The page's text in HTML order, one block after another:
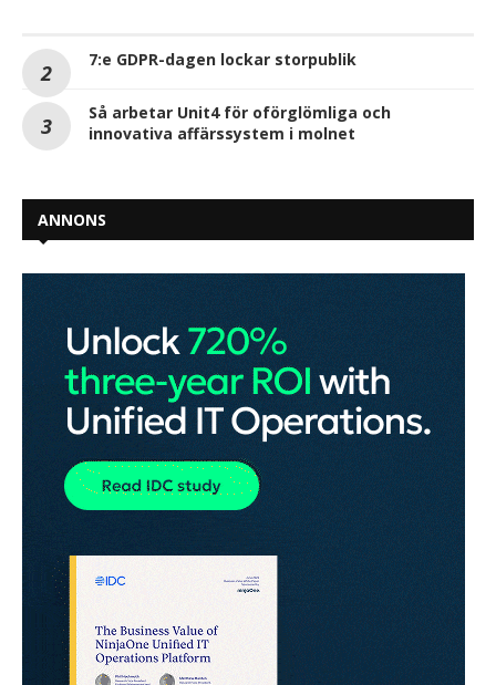
7:e GDPR-dagen lockar storpublik
Så arbetar Unit4 för oförglömliga och
innovativa affärssystem i molnet
ANNONS